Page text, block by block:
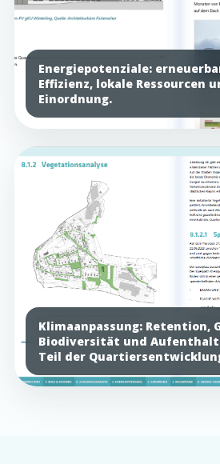
Energiepotenziale:
Effizienz, lokale Ressourcen
Einordnung.
Klimaanpassung: Retention,
Biodiversität und
Teil der